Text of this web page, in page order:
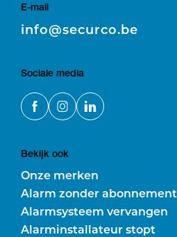
E-mail
E
info@securco.be
Sociale media
Bekijk ook
Onze merken
Alarm zonder abonnement
Alarmsysteem vervangen
Alarminstallateur stopt